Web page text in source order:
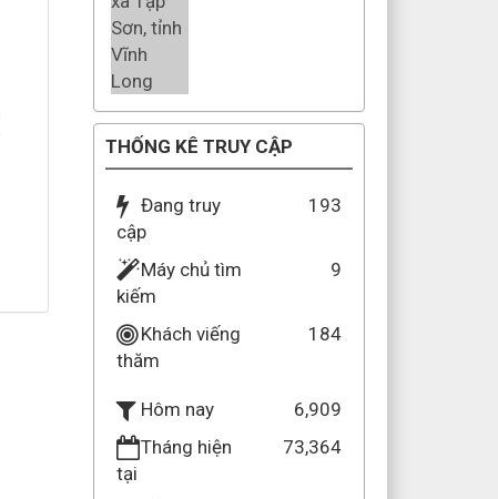
THỐNG KÊ TRUY CẬP
Đang truy
cập
193
Máy chủ tìm
kiếm
9
Khách viếng
thăm
184
Hôm nay
6,909
Tháng hiện
tại
73,364